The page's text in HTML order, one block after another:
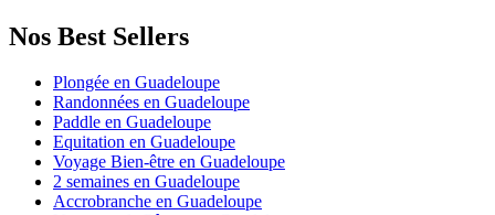
Nos Best Sellers
Plongée en Guadeloupe
Randonnées en Guadeloupe
Paddle en Guadeloupe
Equitation en Guadeloupe
Voyage Bien-être en Guadeloupe
2 semaines en Guadeloupe
Accrobranche en Guadeloupe